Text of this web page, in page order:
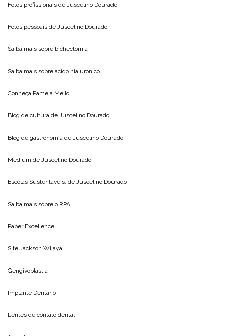
Fotos profissionais de Juscelino Dourado
Fotos pessoais de Juscelino Dourado
Saiba mais sobre bichectomia
Saiba mais sobre acido hialuronico
Conheça Pamela Mello
Blog de cultura de Juscelino Dourado
Blog de gastronomia de Juscelino Dourado
Medium de Juscelino Dourado
Escolas Sustentáveis, de Juscelino Dourado
Saiba mais sobre o RPA
Paper Excellence
Site Jackson Wijaya
Gengivoplastia
Implante Dentário
Lentes de contato dental